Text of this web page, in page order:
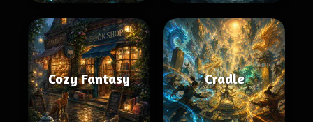
Cozy Fantasy Cradle